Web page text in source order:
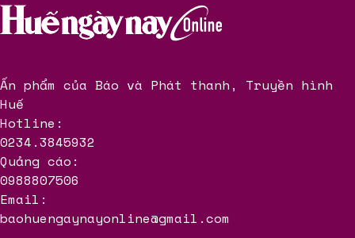
Ấn phẩm của Báo và Phát thanh, Truyền hình
Huế
Hotline:
0234.3845932
Quảng cáo:
0988807506
Email:
baohuengaynayonline@gmail.com